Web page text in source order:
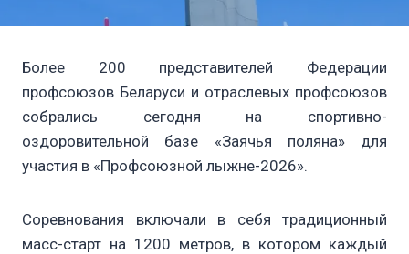
Более 200 представителей Федерации
профсоюзов Беларуси и отраслевых профсоюзов
собрались сегодня на спортивно-
оздоровительной базе «Заячья поляна» для
участия в «Профсоюзной лыжне-2026».
Соревнования включали в себя традиционный
масс-старт на 1200 метров, в котором каждый